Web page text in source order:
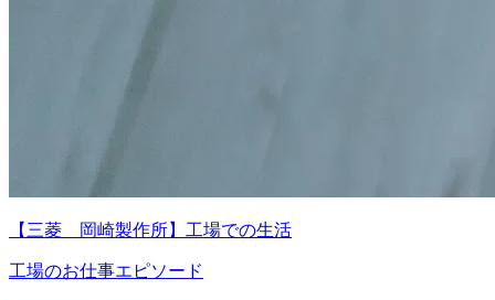
【三菱 岡崎製作所】工場での生活
工場のお仕事エピソード